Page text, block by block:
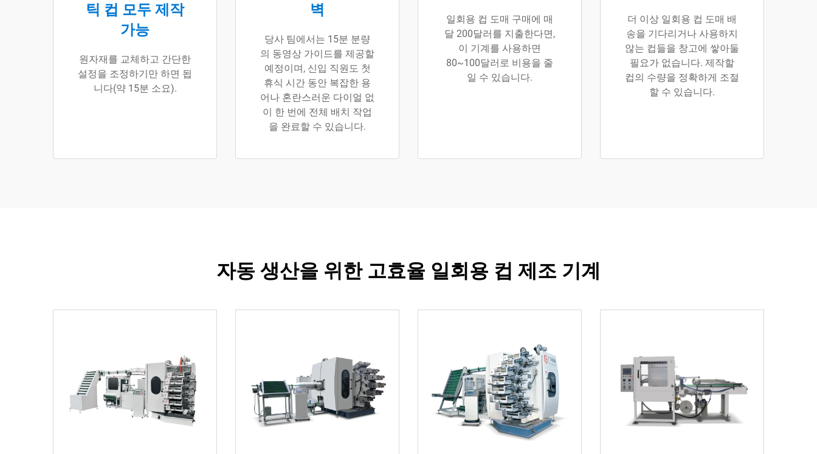
틱 컵 모두 제작
가능
원자재를 교체하고 간단한
설정을 조정하기만 하면 됩
니다(약 15분 소요).
벽
당사 팀에서는 15분 분량
의 동영상 가이드를 제공할
예정이며, 신입 직원도 첫
휴식 시간 동안 복잡한 용
어나 혼란스러운 다이얼 없
이 한 번에 전체 배치 작업
을 완료할 수 있습니다.
일회용 컵 도매 구매에 매
달 200달러를 지출한다면,
이 기계를 사용하면
80~100달러로 비용을 줄
일 수 있습니다.
더 이상 일회용 컵 도매 배
송을 기다리거나 사용하지
않는 컵들을 창고에 쌓아둘
필요가 없습니다. 제작할
컵의 수량을 정확하게 조절
할 수 있습니다.
자동 생산을 위한 고효율 일회용 컵 제조 기계